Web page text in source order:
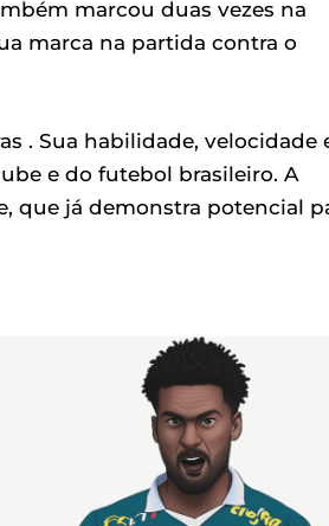
marcou duas vezes na
marca na partida contra o
. Sua habilidade, velocidade
e do futebol brasileiro. A
que já demonstra potencial